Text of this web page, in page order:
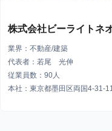
株式会社ビーライトネ
業界：不動産/建築
代表者：若尾 光伸
従業員数：90人
本社：東京都墨田区両国4-31-